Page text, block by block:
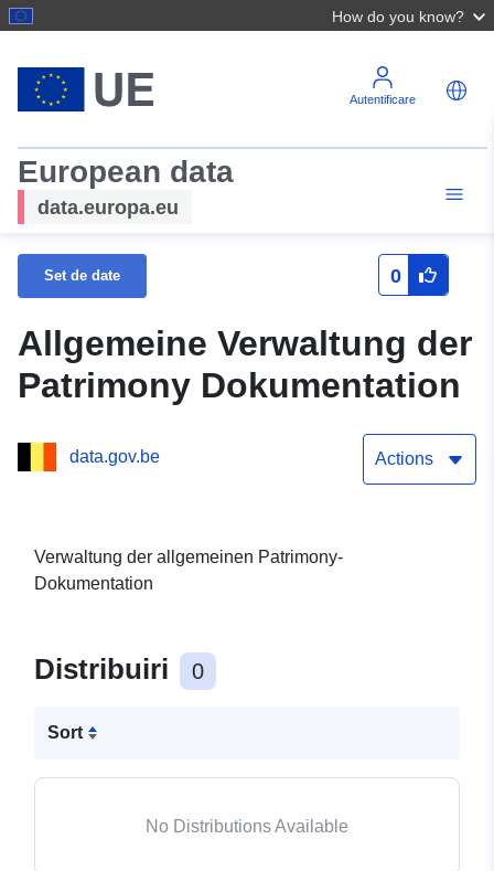
How do you know?
Autentificare
European data
data.europa.eu
Set de date 0
Allgemeine Verwaltung der
Patrimony Dokumentation
data.gov.be Actions
Verwaltung der allgemeinen Patrimony-
Dokumentation
Distribuiri 0
Sort
No Distributions Available